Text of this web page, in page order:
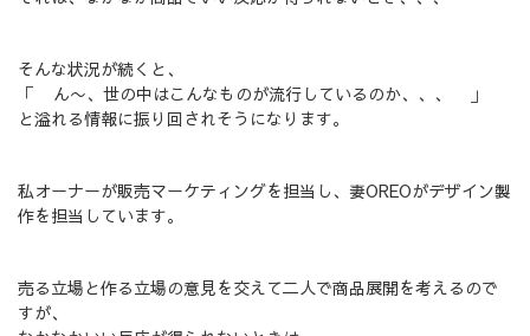
そんな状況が続くと、
「 ん〜、世の中はこんなものが流行しているのか、、、 」
と溢れる情報に振り回されそうになります。
私オーナーが販売マーケティングを担当し、妻OREOがデザイン製
作を担当しています。
売る立場と作る立場の意見を交えて二人で商品展開を考えるので
すが、